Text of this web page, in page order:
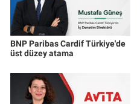
BNP Paribas Cardif Türkiye'de
üst düzey atama